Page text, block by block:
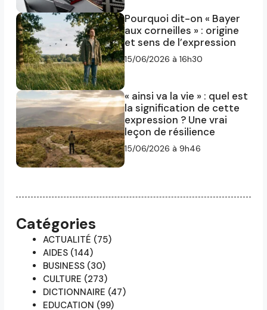
Pourquoi dit-on « Bayer
aux corneilles » : origine
et sens de l’expression
15/06/2026 à 16h30
« ainsi va la vie » : quel est
la signification de cette
expression ? Une vrai
leçon de résilience
15/06/2026 à 9h46
Catégories
ACTUALITÉ (75)
AIDES (144)
BUSINESS (30)
CULTURE (273)
DICTIONNAIRE (47)
EDUCATION (99)